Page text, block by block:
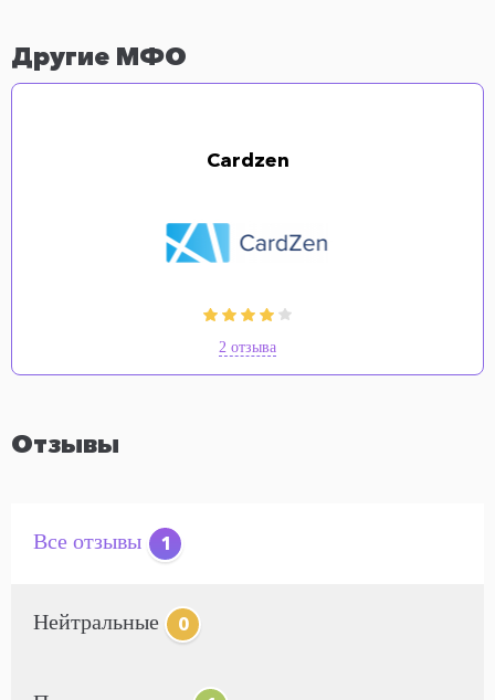
Другие МФО
Cardzen
2 отзыва
Отзывы
Все отзывы 1
Нейтральные 0